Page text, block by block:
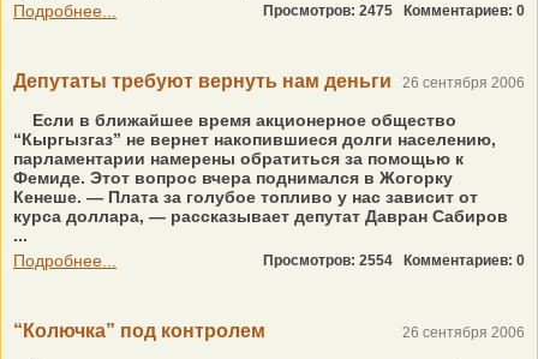
Подробнее...
Просмотров: 2475 Комментариев: 0
Депутаты требуют вернуть нам деньги 26 сентября 2006
Если в ближайшее время акционерное общество
“Кыргызгаз” не вернет накопившиеся долги населению,
парламентарии намерены обратиться за помощью к
Фемиде. Этот вопрос вчера поднимался в Жогорку
Кенеше. — Плата за голубое топливо у нас зависит от
курса доллара, — рассказывает депутат Давран Сабиров
...
Подробнее...
Просмотров: 2554 Комментариев: 0
“Колючка” под контролем 26 сентября 2006